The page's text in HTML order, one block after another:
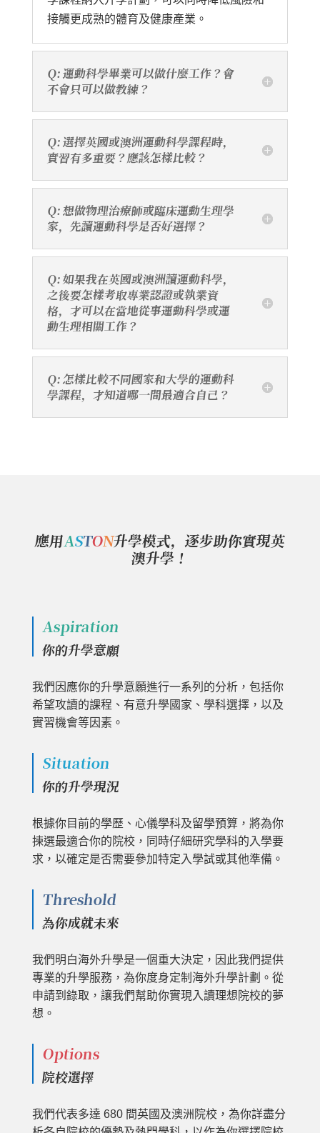
接觸更成熟的體育及健康產業。
Q: 運動科學畢業可以做什麼工作？會
不會只可以做教練？
Q: 選擇英國或澳洲運動科學課程時，
實習有多重要？應該怎樣比較？
Q: 想做物理治療師或臨床運動生理學
家，先讀運動科學是否好選擇？
Q: 如果我在英國或澳洲讀運動科學，
之後要怎樣考取專業認證或執業資
格，才可以在當地從事運動科學或運
動生理相關工作？
Q: 怎樣比較不同國家和大學的運動科
學課程，才知道哪一間最適合自己？
應用 ASTON升學模式，逐步助你實現英
澳升學！
Aspiration
你的升學意願
我們因應你的升學意願進行一系列的分析，包括你
希望攻讀的課程、有意升學國家、學科選擇，以及
實習機會等因素。
Situation
你的升學現況
根據你目前的學歷、心儀學科及留學預算，將為你
揀選最適合你的院校，同時仔細研究學科的入學要
求，以確定是否需要參加特定入學試或其他準備。
Threshold
為你成就未來
我們明白海外升學是一個重大決定，因此我們提供
專業的升學服務，為你度身定制海外升學計劃。從
申請到錄取，讓我們幫助你實現入讀理想院校的夢
想。
Options
院校選擇
我們代表多達 680 間英國及澳洲院校，為你詳盡分